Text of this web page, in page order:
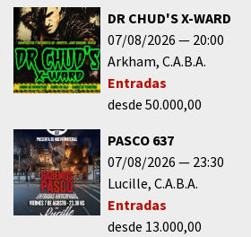
DR CHUD'S X-WARD
07/08/2026
20:00
Arkham C.A.B.A.
Entradas
desde 50.000,00
PASCO 637
07/08/2026
23:30
Lucille C.A.B.A.
Entradas
desde 13.000,00